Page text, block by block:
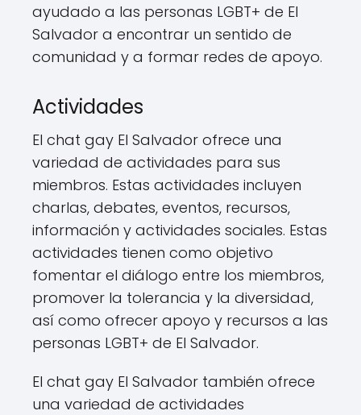
ayudado a las personas LGBT+ de El
Salvador a encontrar un sentido de
comunidad y a formar redes de apoyo.
Actividades
El chat gay El Salvador ofrece una
variedad de actividades para sus
miembros. Estas actividades incluyen
charlas, debates, eventos, recursos,
información y actividades sociales. Estas
actividades tienen como objetivo
fomentar el diálogo entre los miembros,
promover la tolerancia y la diversidad,
así como ofrecer apoyo y recursos a las
personas LGBT+ de El Salvador.
El chat gay El Salvador también ofrece
una variedad de actividades